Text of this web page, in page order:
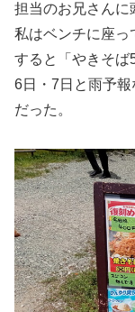
担当のお兄さんに
私はベンチに座っ
すると「やきそば
6日・7日と雨予
だった。